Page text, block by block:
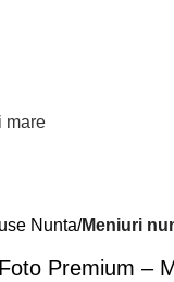
mare
Nunta Meniuri
Premium –